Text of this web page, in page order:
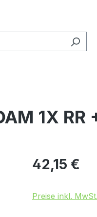
1X RR
Regulärer Preis:
42,15 €
Preise inkl.